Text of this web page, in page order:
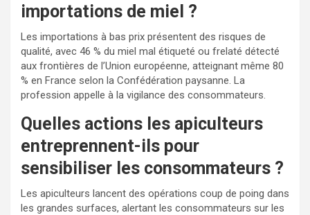
importations de miel ?
Les importations à bas prix présentent des risques de
qualité, avec 46 % du miel mal étiqueté ou frelaté détecté
aux frontières de l’Union européenne, atteignant même 80
% en France selon la Confédération paysanne. La
profession appelle à la vigilance des consommateurs.
Quelles actions les apiculteurs
entreprennent-ils pour
sensibiliser les consommateurs ?
Les apiculteurs lancent des opérations coup de poing dans
les grandes surfaces, alertant les consommateurs sur les